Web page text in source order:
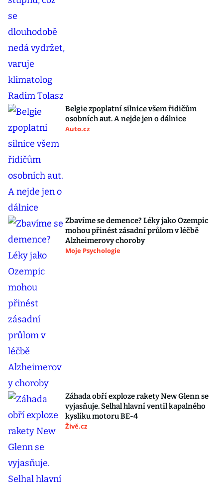
Belgie zpoplatní silnice všem řidičům
osobních aut. A nejde jen o dálnice
Auto.cz
Zbavíme se demence? Léky jako Ozempic
mohou přinést zásadní průlom v léčbě
Alzheimerovy choroby
Moje Psychologie
Záhada obří exploze rakety New Glenn se
vyjasňuje. Selhal hlavní ventil kapalného
kyslíku motoru BE-4
Živě.cz